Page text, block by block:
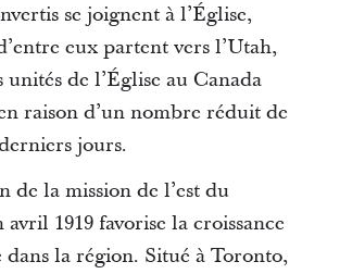
se joignent à l’Église,
eux partent vers l’Utah,
unités de l’Église au Canada
raison d’un nombre réduit de
jours.
de la mission de l’est du
avril 1919 favorise la croissance
dans la région. Situé à Toronto,